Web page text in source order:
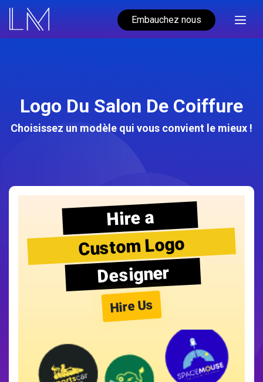
Embauchez nous
Logo Du Salon De Coiffure
Choisissez un modèle qui vous convient le mieux !
Hire a
Custom Logo
Designer
Hire Us